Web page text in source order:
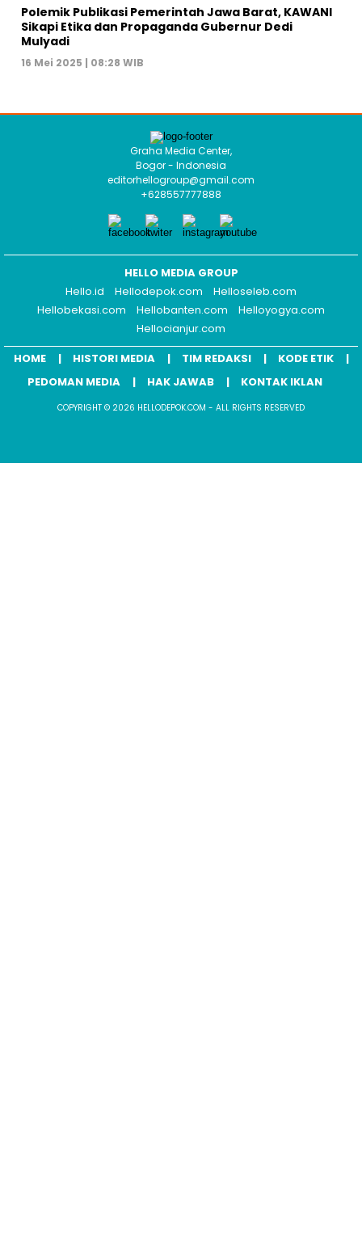
Polemik Publikasi Pemerintah Jawa Barat, KAWANI
Sikapi Etika dan Propaganda Gubernur Dedi
Mulyadi
16 Mei 2025 | 08:28 WIB
Graha Media Center,
Bogor - Indonesia
editorhellogroup@gmail.com
+628557777888
HELLO MEDIA GROUP
Hello.id
Hellodepok.com
Helloseleb.com
Hellobekasi.com
Hellobanten.com
Helloyogya.com
Hellocianjur.com
HOME
HISTORI MEDIA TIM REDAKSI
KODE ETIK
PEDOMAN MEDIA
HAK JAWAB KONTAK IKLAN
COPYRIGHT © 2026 HELLODEPOK.COM - ALL RIGHTS RESERVED